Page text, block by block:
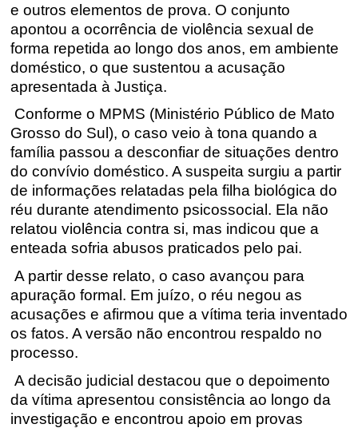
e outros elementos de prova. O conjunto
apontou a ocorrência de violência sexual de
forma repetida ao longo dos anos, em ambiente
doméstico, o que sustentou a acusação
apresentada à Justiça.
Conforme o MPMS (Ministério Público de Mato
Grosso do Sul), o caso veio à tona quando a
família passou a desconfiar de situações dentro
do convívio doméstico. A suspeita surgiu a partir
de informações relatadas pela filha biológica do
réu durante atendimento psicossocial. Ela não
relatou violência contra si, mas indicou que a
enteada sofria abusos praticados pelo pai.
A partir desse relato, o caso avançou para
apuração formal. Em juízo, o réu negou as
acusações e afirmou que a vítima teria inventado
os fatos. A versão não encontrou respaldo no
processo.
A decisão judicial destacou que o depoimento
da vítima apresentou consistência ao longo da
investigação e encontrou apoio em provas